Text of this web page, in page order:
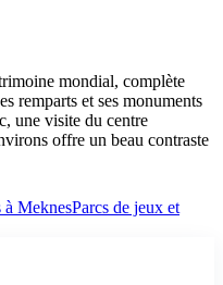
mondial, complète
remparts et ses monuments
une visite du centre
offre un beau contraste
à MeknesParcs de jeux et